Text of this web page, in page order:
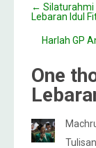
← Silaturahmi
Lebaran Idul
Harlah GP
One